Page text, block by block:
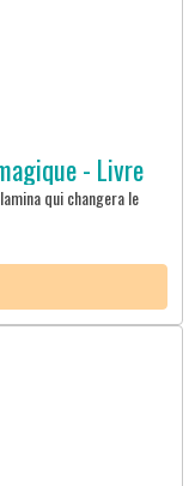
Conte basque - Pika et le bâton magique - Livre
qui changera le